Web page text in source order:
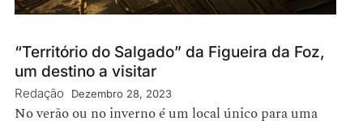
“Território do Salgado” da Figueira da Foz,
um destino a visitar
Redação Dezembro 28, 2023
No verão ou no inverno é um local único para uma